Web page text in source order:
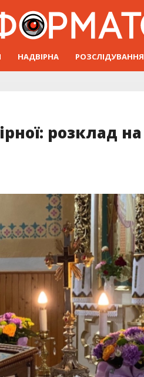
НАДВІРНА РОЗСЛІДУВАННЯ
розклад на